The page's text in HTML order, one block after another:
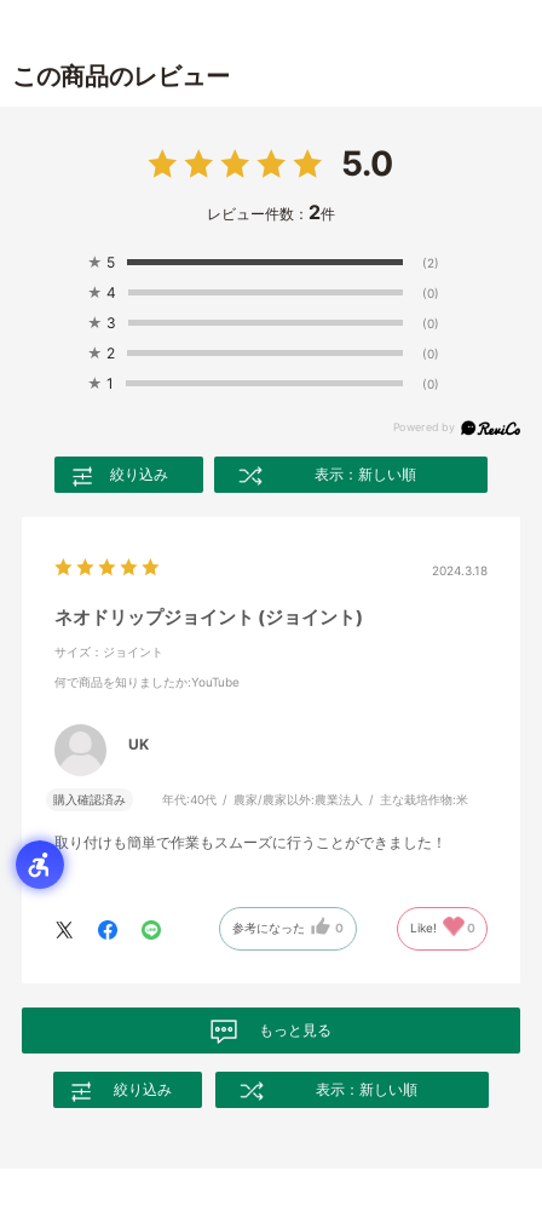
この商品のレビュー
5.0
レビュー件数： 2件
★ 5 (2)
★ 4 (0)
★ 3 (0)
★ 2 (0)
★ 1 (0)
絞り込み 表示：新しい順
2024.3.18
ネオドリップジョイント (ジョイント)
サイズ：ジョイント
何で商品を知りましたか:YouTube
UK
購入確認済み 年代:40代 農家/農家以外:農業法人 主な栽培作物:米
取り付けも簡単で作業もスムーズに行うことができました！
参考になった 0 Like! 0
もっと見る
絞り込み 表示：新しい順